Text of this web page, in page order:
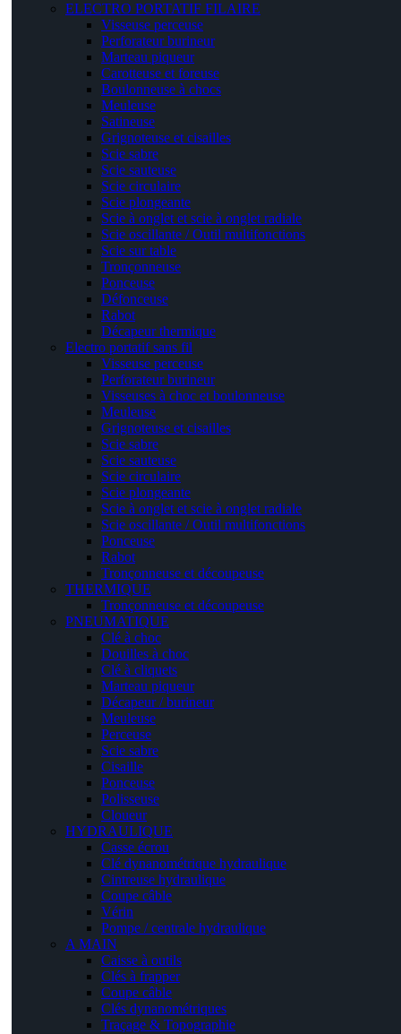
ELECTRO PORTATIF FILAIRE
Visseuse perceuse
Perforateur burineur
Marteau piqueur
Carotteuse et foreuse
Boulonneuse à chocs
Meuleuse
Satineuse
Grignoteuse et cisailles
Scie sabre
Scie sauteuse
Scie circulaire
Scie plongeante
Scie à onglet et scie à onglet radiale
Scie oscillante / Outil multifonctions
Scie sur table
Tronçonneuse
Ponceuse
Défonceuse
Rabot
Décapeur thermique
Electro portatif sans fil
Visseuse perceuse
Perforateur burineur
Visseuses à choc et boulonneuse
Meuleuse
Grignoteuse et cisailles
Scie sabre
Scie sauteuse
Scie circulaire
Scie plongeante
Scie à onglet et scie à onglet radiale
Scie oscillante / Outil multifonctions
Ponceuse
Rabot
Tronçonneuse et découpeuse
THERMIQUE
Tronçonneuse et découpeuse
PNEUMATIQUE
Clé à choc
Douilles à choc
Clé à cliquets
Marteau piqueur
Décapeur / burineur
Meuleuse
Perceuse
Scie sabre
Cisaille
Ponceuse
Polisseuse
Cloueur
HYDRAULIQUE
Casse écrou
Clé dynanométrique hydraulique
Cintreuse hydraulique
Coupe câble
Vérin
Pompe / centrale hydraulique
A MAIN
Caisse à outils
Clés à frapper
Coupe câble
Clés dynanométriques
Traçage & Topographie